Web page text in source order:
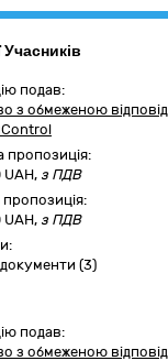
Учасників
подав:
з обмеженою
пропозиція:
UAH, з ПДВ
UAH, з ПДВ
(3)
подав:
з обмеженою